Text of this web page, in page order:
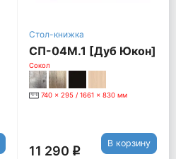
Стол-книжка
СП-04М.1 [Дуб Юкон]
Сокол
740 x 295 / 1661 x 830 мм
11 290 q
В корзину